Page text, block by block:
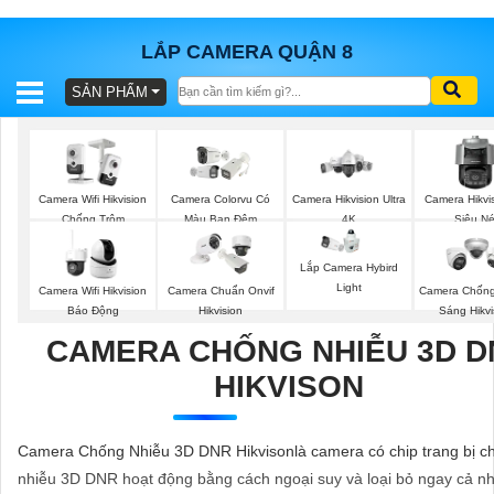
LẮP CAMERA QUẬN 8
BÁO
TRỌN
SẢN
PHẨM
LẮP
SẢN PHẨM
Camera Wifi Hikvision
Chống Trộm
Camera Colorvu Có
Màu Ban Đêm
Camera Hikvision Ultra
4K
Camera
Siêu
Camera Wifi Hikvision
Báo Động
Camera Chuẩn Onvif
Hikvision
Lắp Camera Hybird
Light
Camera
Sáng
CAMERA CHỐNG NHIỄU 3D
HIKVISON
Camera Chống Nhiễu 3D DNR Hikvisonlà camera có chip trang bị
nhiễu 3D DNR hoạt động bằng cách ngoại suy và loại bỏ ngay cả